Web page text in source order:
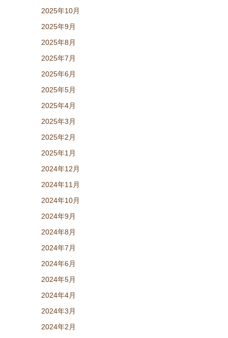
2025年10月
2025年9月
2025年8月
2025年7月
2025年6月
2025年5月
2025年4月
2025年3月
2025年2月
2025年1月
2024年12月
2024年11月
2024年10月
2024年9月
2024年8月
2024年7月
2024年6月
2024年5月
2024年4月
2024年3月
2024年2月